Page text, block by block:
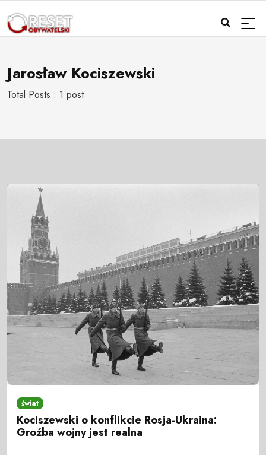
Jarosław Kociszewski
Total Posts : 1 post
świat
Kociszewski o konflikcie Rosja-Ukraina:
Groźba wojny jest realna